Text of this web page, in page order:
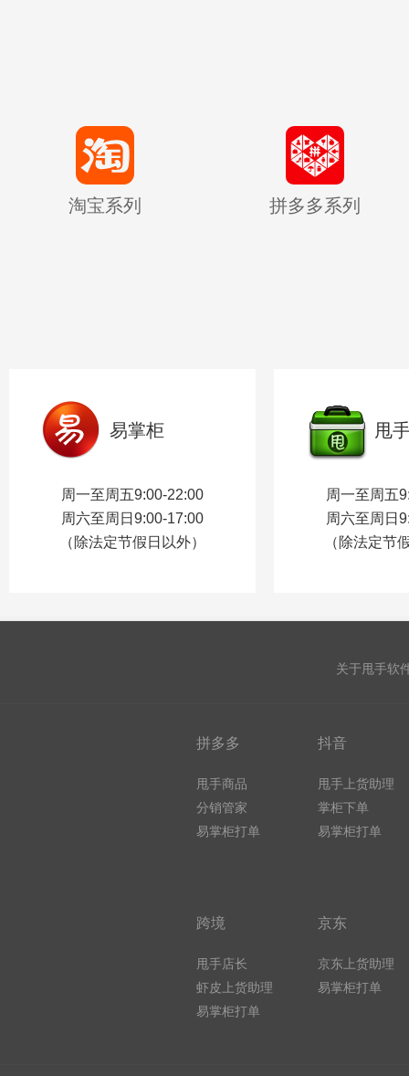
淘宝系列 拼多多系列
易掌柜
周一至周五9:00-22:00
周六至周日9:00-17:00
（除法定节假日以外）
甩
周一至周五
周六至周日
（除法定节
关于甩手软
拼多多
甩手商品
分销管家
易掌柜打单
抖音
甩手上货助理
掌柜下单
易掌柜打单
跨境
甩手店长
虾皮上货助理
易掌柜打单
京东
京东上货助理
易掌柜打单